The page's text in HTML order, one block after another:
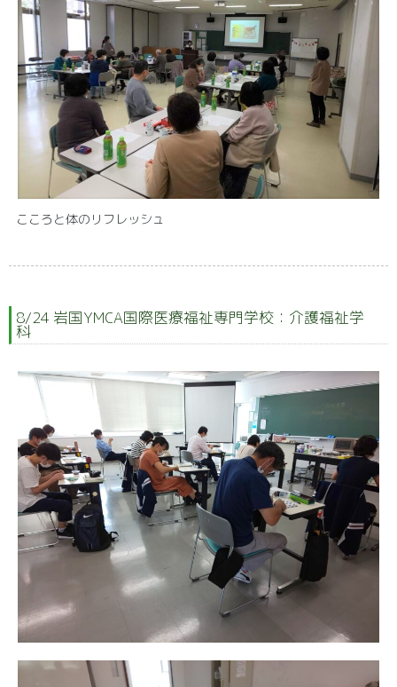
こころと体のリフレッシュ
8/24 岩国YMCA国際医療福祉専門学校：介護福祉学
科